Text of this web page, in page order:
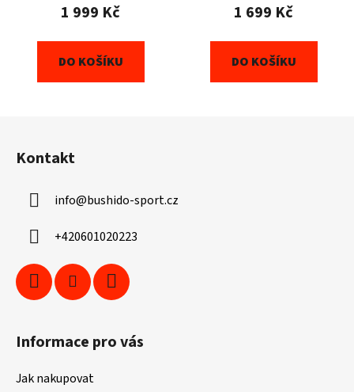
1 999 Kč
DO KOŠÍKU
1 699 Kč
DO KOŠÍKU
Kontakt
info@bushido-sport.cz
+420601020223
Informace pro vás
Jak nakupovat